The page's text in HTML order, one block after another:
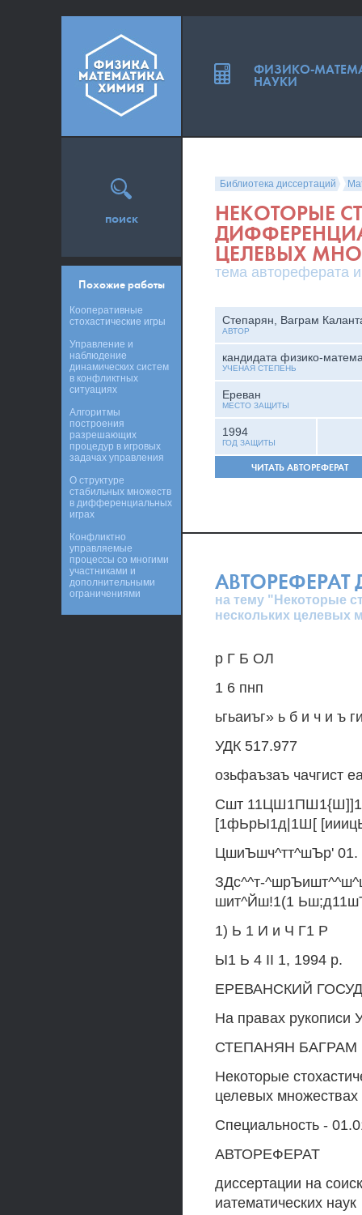
Библиотека диссертаций
НЕКОТОРЫЕ
ЦЕЛЕВЫХ
тема автореферата
Степарян, Ваграм
АВТОР
кандидата физико-
УЧЕНАЯ СТЕПЕНЬ
Ереван
МЕСТО ЗАЩИТЫ
1994
ГОД ЗАЩИТЫ
ЧИТАТЬ АВТОРЕФЕРАТ
АВТОРЕФЕРАТ
на тему "Некоторые
нескольких целевых
р Г Б ОЛ
1 6 пнп
ьгьаиъг» ь б и ч и ъ
УДК 517.977
озьфаъзаъ чачгист
Сшт
[1фЬрЫ1д|1Ш[
ЦшиЪшч^тт^шЪр'
ЗДс^^т-
шит^Йш!1(1
1) Ь 1 И и Ч Г1 Р
Ы1 Ь 4 II 1, 1994 р.
ЕРЕВАНСКИЙ
На правах рукописи
СТЕПАНЯН БАГРАМ
Некоторые
целевых множествах
Специальность -
АВТОРЕФЕРАТ
диссертации на
иатематических наук
поиск
Похожие работы
Кооперативные
стохастические игры
Управление и
наблюдение
динамических систем
в конфликтных
ситуациях
Алгоритмы
построения
разрешающих
процедур в игровых
задачах управления
О структуре
стабильных множеств
в дифференциальных
играх
Конфликтно
управляемые
процессы со многими
участниками и
дополнительными
ограничениями
ФИЗИКО-
НАУКИ